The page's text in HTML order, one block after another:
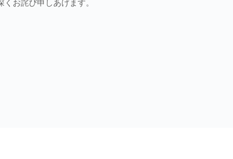
お詫び申しあげます。